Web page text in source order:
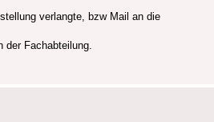
verlangte, bzw Mail an die
der Fachabteilung.